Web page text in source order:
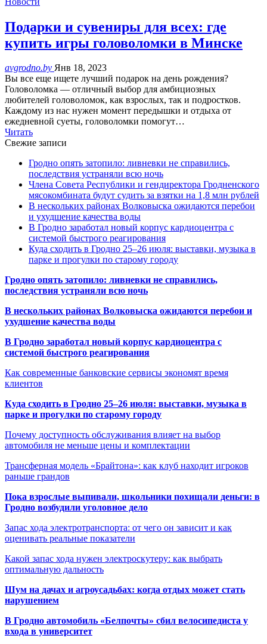
Подарки и сувениры для всех: где
купить игры головоломки в Минске
avgrodno.by Янв 18, 2023
Вы все еще ищете лучший подарок на день рождения?
Головоломка — отличный выбор для амбициозных
любителей головоломок, как взрослых, так и подростков.
Каждому из нас нужен момент передышки и отдыха от
ежедневной суеты, головоломки помогут…
Читать
Свежие записи
Гродно опять затопило: ливневки не справились,
последствия устраняли всю ночь
Члена Совета Республики и гендиректора Гродненского
мясокомбината будут судить за взятки на 1,8 млн рублей
В нескольких районах Волковыска ожидаются перебои
и ухудшение качества воды
В Гродно заработал новый корпус кардиоцентра с
системой быстрого реагирования
Куда сходить в Гродно 25–26 июля: выставки, музыка в
парке и прогулки по старому городу
Гродно опять затопило: ливневки не справились,
последствия устраняли всю ночь
В нескольких районах Волковыска ожидаются перебои и
ухудшение качества воды
В Гродно заработал новый корпус кардиоцентра с
системой быстрого реагирования
Как современные банковские сервисы экономят время
клиентов
Куда сходить в Гродно 25–26 июля: выставки, музыка в
парке и прогулки по старому городу
Почему доступность обслуживания влияет на выбор
автомобиля не меньше цены и комплектации
Трансферная модель «Брайтона»: как клуб находит игроков
раньше грандов
Пока взрослые выпивали, школьники похищали деньги: в
Гродно возбудили уголовное дело
Запас хода электротранспорта: от чего он зависит и как
оценивать реальные показатели
Какой запас хода нужен электроскутеру: как выбрать
оптимальную дальность
Шум на дачах и агроусадьбах: когда отдых может стать
нарушением
В Гродно автомобиль «Белпочты» сбил велосипедиста у
входа в университет